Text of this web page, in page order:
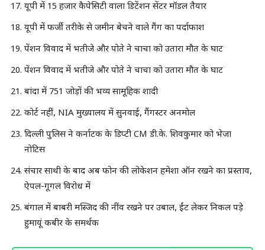
यूपी में 15 हजार कैपेसिटी वाला डिटेंशन सेंटर मॉडल तैयार
यूपी में फर्जी तरीके से जमीन बेचने वाले गैंग का पर्दाफाश
पेंशन विवाद में भतीजे और पोते ने चाचा को उतारा मौत के घाट
पेंशन विवाद में भतीजे और पोते ने चाचा को उतारा मौत के घाट
बांदा में 751 जोड़ों की भव्य सामूहिक शादी
कोर्ट नहीं, NIA मुख्यालय में सुनवाई, गैंगस्टर अनमोल
दिल्ली पुलिस ने कर्नाटक के डिप्टी CM डी.के. शिवकुमार को भेजा
नोटिस
संचार साथी के बाद अब फोन की लोकेशन हमेशा ऑन रखने का प्रस्ताव,
ऐपल-गूगल विरोध में
बंगाल में बाबरी मस्जिद की नींव रखने पर उबाल, ईंट लेकर निकल पड़े
हुमायूं कबीर के समर्थक